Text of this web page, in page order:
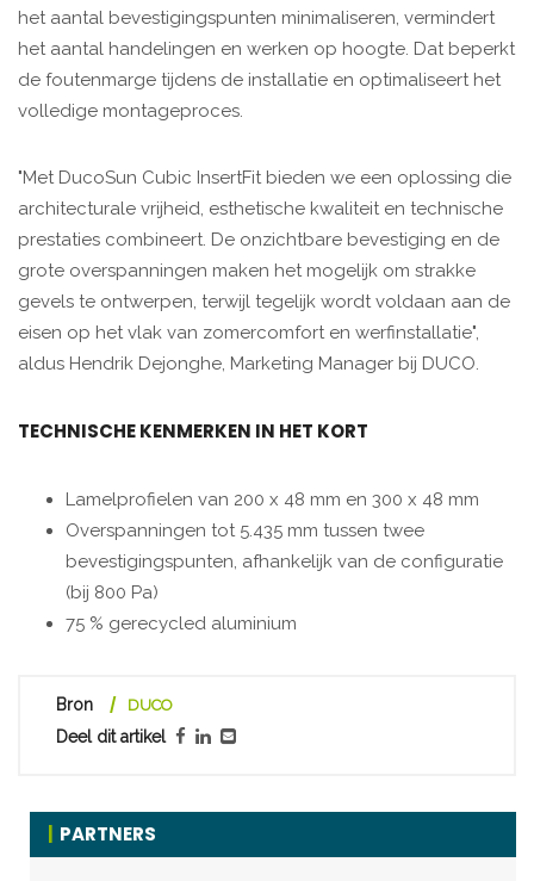
het aantal bevestigingspunten minimaliseren, vermindert
het aantal handelingen en werken op hoogte. Dat beperkt
de foutenmarge tijdens de installatie en optimaliseert het
volledige montageproces.
"Met DucoSun Cubic InsertFit bieden we een oplossing die
architecturale vrijheid, esthetische kwaliteit en technische
prestaties combineert. De onzichtbare bevestiging en de
grote overspanningen maken het mogelijk om strakke
gevels te ontwerpen, terwijl tegelijk wordt voldaan aan de
eisen op het vlak van zomercomfort en werfinstallatie",
aldus Hendrik Dejonghe, Marketing Manager bij DUCO.
TECHNISCHE KENMERKEN IN HET KORT
Lamelprofielen van 200 x 48 mm en 300 x 48 mm
Overspanningen tot 5.435 mm tussen twee
bevestigingspunten, afhankelijk van de configuratie
(bij 800 Pa)
75 % gerecycled aluminium
Bron DUCO
Deel dit artikel
PARTNERS